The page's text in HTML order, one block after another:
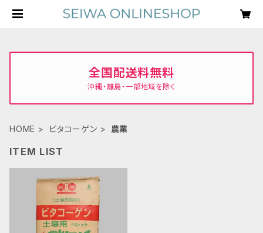
全国配送料無料
沖縄・離島・一部地域を除く
HOME ビタコーゲン 農業
ITEM LIST